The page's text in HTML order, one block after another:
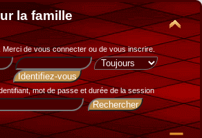
la famille
. Merci devous connecter ou de vous inscrire.
mot de passe et durée de la session